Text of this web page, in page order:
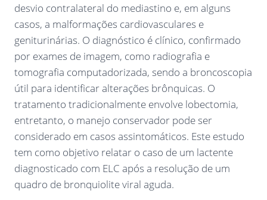
desvio contralateral do mediastino e, em alguns
casos, a malformações cardiovasculares e
geniturinárias. O diagnóstico é clínico, confirmado
por exames de imagem, como radiografia e
tomografia computadorizada, sendo a broncoscopia
útil para identificar alterações brônquicas. O
tratamento tradicionalmente envolve lobectomia,
entretanto, o manejo conservador pode ser
considerado em casos assintomáticos. Este estudo
tem como objetivo relatar o caso de um lactente
diagnosticado com ELC após a resolução de um
quadro de bronquiolite viral aguda.